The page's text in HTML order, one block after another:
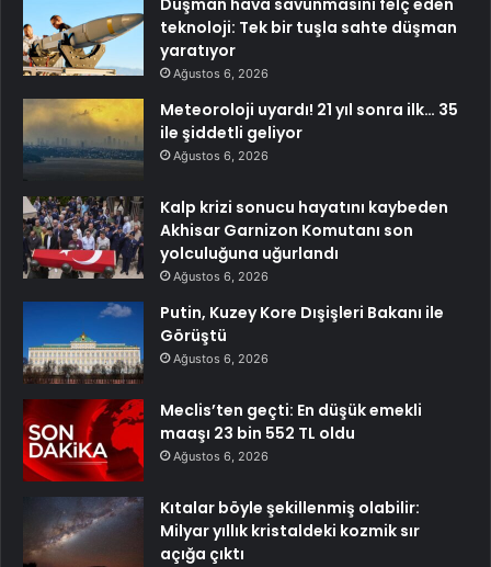
Düşman hava savunmasını felç eden
teknoloji: Tek bir tuşla sahte düşman
yaratıyor
Ağustos 6, 2026
Meteoroloji uyardı! 21 yıl sonra ilk… 35
ile şiddetli geliyor
Ağustos 6, 2026
Kalp krizi sonucu hayatını kaybeden
Akhisar Garnizon Komutanı son
yolculuğuna uğurlandı
Ağustos 6, 2026
Putin, Kuzey Kore Dışişleri Bakanı ile
Görüştü
Ağustos 6, 2026
Meclis’ten geçti: En düşük emekli
maaşı 23 bin 552 TL oldu
Ağustos 6, 2026
Kıtalar böyle şekillenmiş olabilir:
Milyar yıllık kristaldeki kozmik sır
açığa çıktı